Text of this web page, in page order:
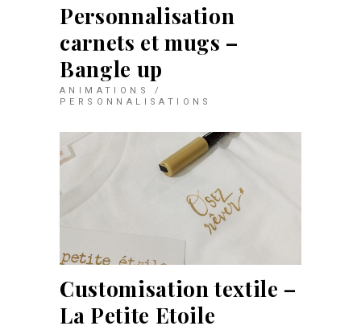
Personnalisation
carnets et mugs –
Bangle up
ANIMATIONS /
PERSONNALISATIONS
Customisation textile –
La Petite Etoile